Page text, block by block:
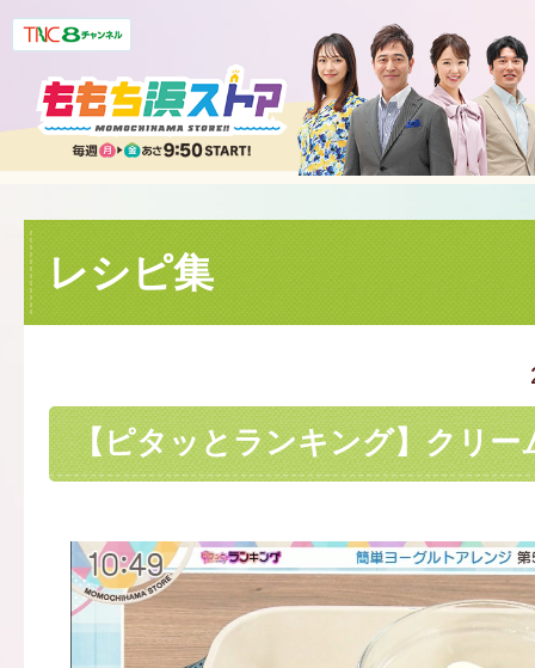
レシピ集
【ピタッとランキング】クリー